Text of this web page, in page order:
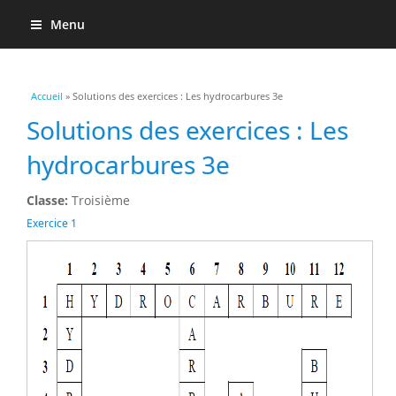
Menu
Vous êtes ici
Accueil » Solutions des exercices : Les hydrocarbures 3e
Solutions des exercices : Les
hydrocarbures 3e
Classe: Troisième
Exercice 1